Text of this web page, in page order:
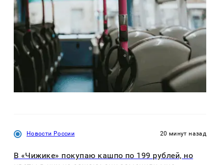
Новости России 20 минут назад
В «Чижике» покупаю кашпо по 199 рублей, но